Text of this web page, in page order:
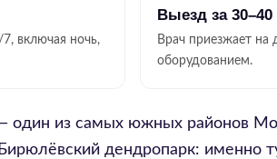
включая ночь,
Выезд за
Врач приезжает на
оборудованием.
один из самых южных районов
дендропарк: именно